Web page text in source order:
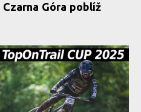
Czarna Góra poblíž